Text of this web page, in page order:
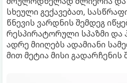
სხეული გექავებათ,
წნევის ვარდნის შემდეგ
რესპირატორული სპაზმი და
ადრე მიიღებს ადამიანი
მით მეტია მისი გადარჩენის